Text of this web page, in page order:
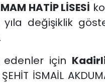
HATİP LİSESİ
değişiklik
için
İSMAİL